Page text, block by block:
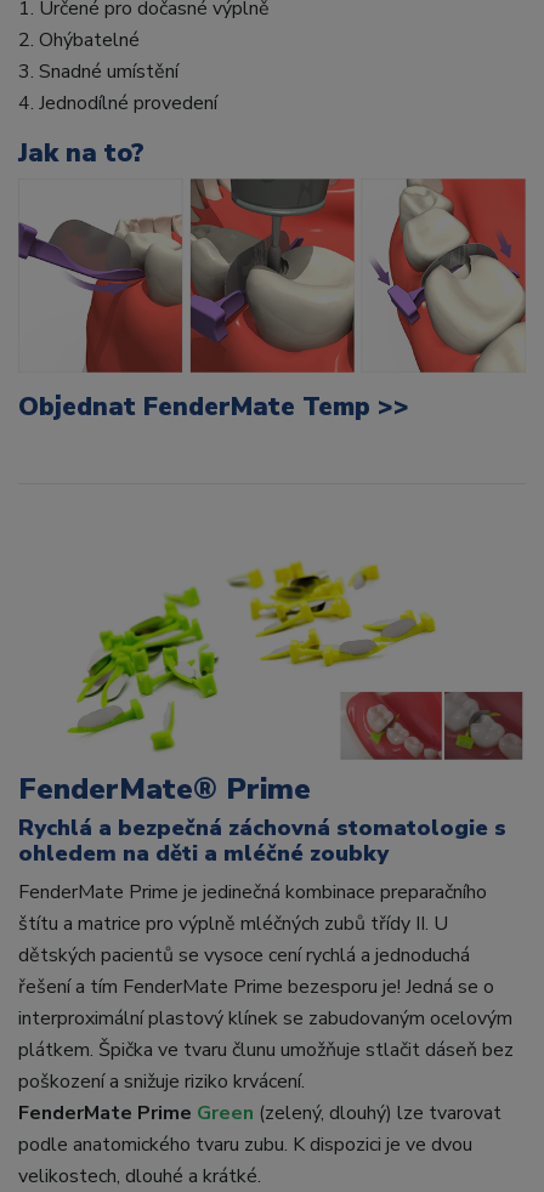
1. Určené pro dočasné výplně
2. Ohýbatelné
3. Snadné umístění
4. Jednodílné provedení
Jak na to?
Objednat FenderMate Temp >>
FenderMate® Prime
Rychlá a bezpečná záchovná stomatologie s
ohledem na děti a mléčné zoubky
FenderMate Prime je jedinečná kombinace preparačního
štítu a matrice pro výplně mléčných zubů třídy II. U
dětských pacientů se vysoce cení rychlá a jednoduchá
řešení a tím FenderMate Prime bezesporu je! Jedná se o
interproximální plastový klínek se zabudovaným ocelovým
plátkem. Špička ve tvaru člunu umožňuje stlačit dáseň bez
poškození a snižuje riziko krvácení.
FenderMate Prime Green (zelený, dlouhý) lze tvarovat
podle anatomického tvaru zubu. K dispozici je ve dvou
velikostech, dlouhé a krátké.